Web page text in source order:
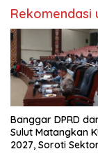
a
w
t
t
e
r
(
M
e
m
b
u
k
a
d
d
F
c
e
b
o
o
k
(
M
e
m
b
u
k
Rekomendasi
Banggar DPRD
Sulut Matangkan
2027, Soroti